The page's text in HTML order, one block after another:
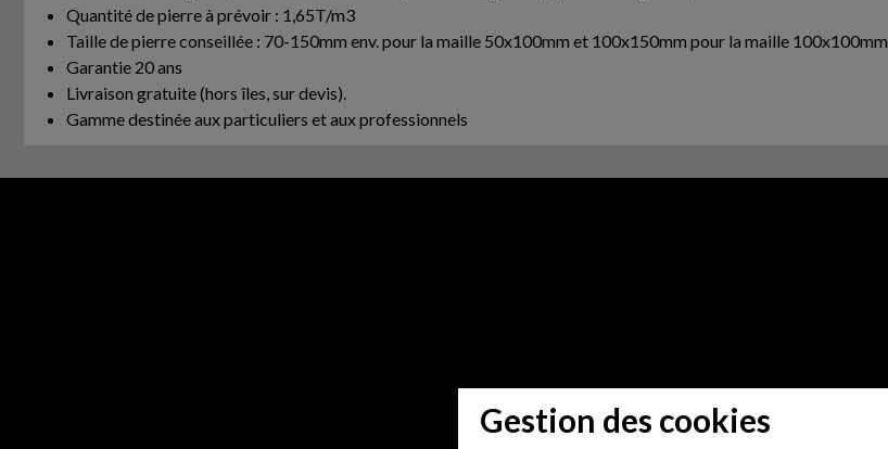
Gestion des cookies
Quantité de pierre à prévoir : 1,65T/m3
Taille de pierre conseillée : 70-150mm env. pour la maille 50x100mm et 100x150mm pour la maille 100x100mm
Garantie 20 ans
Livraison gratuite (hors îles, sur devis).
Gamme destinée aux particuliers et aux professionnels